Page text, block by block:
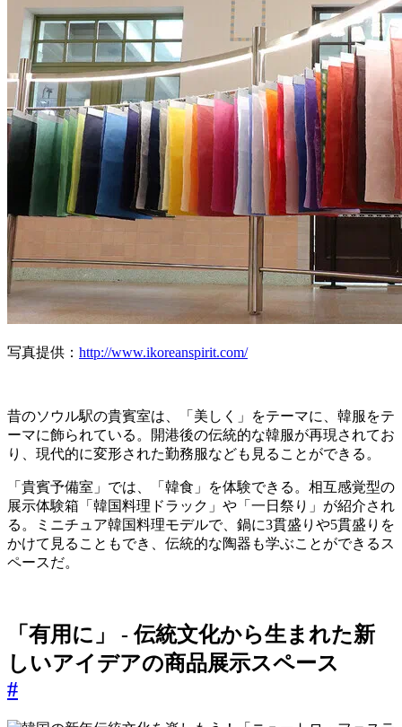
写真提供： http://www.ikoreanspirit.com/
昔のソウル駅の貴賓室は、「美しく」をテーマに、韓服をテ
ーマに飾られている。開港後の伝統的な韓服が再現されてお
り、現代的に変形された勤務服なども見ることができる。
「貴賓予備室」では、「韓食」を体験できる。相互感覚型の
展示体験箱「韓国料理ドラック」や「一日祭り」が紹介され
る。ミニチュア韓国料理モデルで、鍋に3貫盛りや5貫盛りを
かけて見ることもでき、伝統的な陶器も学ぶことができるス
ペースだ。
「有用に」 - 伝統文化から生まれた新
しいアイデアの商品展示スペース
#